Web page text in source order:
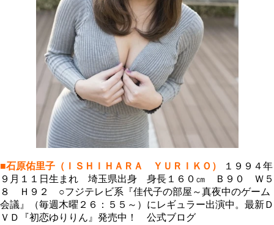
■石原佑里子（ＩＳＨＩＨＡＲＡ ＹＵＲＩＫＯ）
１９９４年
９月１１日生まれ 埼玉県出身 身長１６０㎝ Ｂ９０ Ｗ５
８ Ｈ９２ ○フジテレビ系『佳代子の部屋～真夜中のゲーム
会議』（毎週木曜２６：５５～）にレギュラー出演中。最新Ｄ
ＶＤ『初恋ゆりりん』発売中！ 公式ブログ